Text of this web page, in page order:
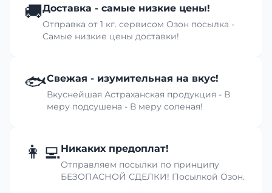
🚚Доставка - самые низкие цены!
Отправка от 1 кг. сервисом Озон посылка -
Самые низкие цены доставки!
🐟Свежая - изумительная на вкус!
Вкуснейшая Астраханская продукция - В
меру подсушена - В меру соленая!
👩‍💻Никаких предоплат!
Отправляем посылки по принципу
БЕЗОПАСНОЙ СДЕЛКИ! Посылкой Озон.